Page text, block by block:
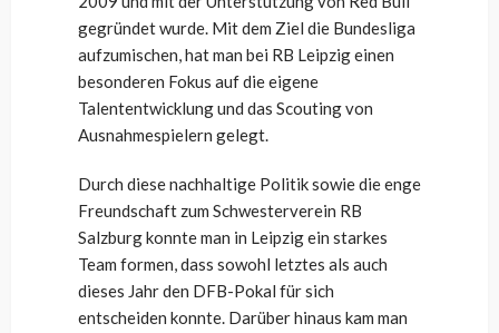
gegründet wurde. Mit dem Ziel die Bundesliga
aufzumischen, hat man bei RB Leipzig einen
besonderen Fokus auf die eigene
Talententwicklung und das Scouting von
Ausnahmespielern gelegt.
Durch diese nachhaltige Politik sowie die enge
Freundschaft zum Schwesterverein RB
Salzburg konnte man in Leipzig ein starkes
Team formen, dass sowohl letztes als auch
dieses Jahr den DFB-Pokal für sich
entscheiden konnte. Darüber hinaus kam man